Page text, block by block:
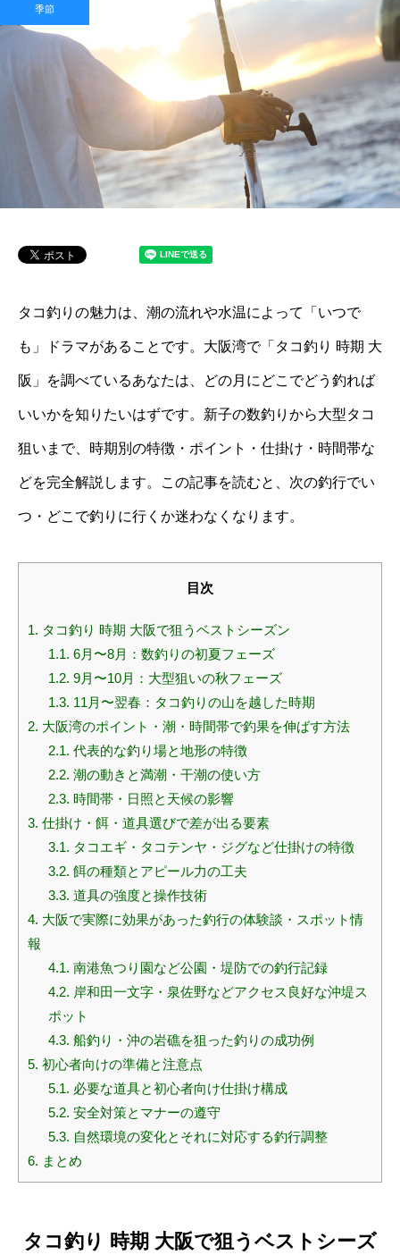
季節
タコ釣りの魅力は、潮の流れや水温によって「いつで
も」ドラマがあることです。大阪湾で「タコ釣り 時期 大
阪」を調べているあなたは、どの月にどこでどう釣れば
いいかを知りたいはずです。新子の数釣りから大型タコ
狙いまで、時期別の特徴・ポイント・仕掛け・時間帯な
どを完全解説します。この記事を読むと、次の釣行でい
つ・どこで釣りに行くか迷わなくなります。
目次
1. タコ釣り 時期 大阪で狙うベストシーズン
1.1. 6月〜8月：数釣りの初夏フェーズ
1.2. 9月〜10月：大型狙いの秋フェーズ
1.3. 11月〜翌春：タコ釣りの山を越した時期
2. 大阪湾のポイント・潮・時間帯で釣果を伸ばす方法
2.1. 代表的な釣り場と地形の特徴
2.2. 潮の動きと満潮・干潮の使い方
2.3. 時間帯・日照と天候の影響
3. 仕掛け・餌・道具選びで差が出る要素
3.1. タコエギ・タコテンヤ・ジグなど仕掛けの特徴
3.2. 餌の種類とアピール力の工夫
3.3. 道具の強度と操作技術
4. 大阪で実際に効果があった釣行の体験談・スポット情
報
4.1. 南港魚つり園など公園・堤防での釣行記録
4.2. 岸和田一文字・泉佐野などアクセス良好な沖堤ス
ポット
4.3. 船釣り・沖の岩礁を狙った釣りの成功例
5. 初心者向けの準備と注意点
5.1. 必要な道具と初心者向け仕掛け構成
5.2. 安全対策とマナーの遵守
5.3. 自然環境の変化とそれに対応する釣行調整
6. まとめ
タコ釣り 時期 大阪で狙うベストシーズ